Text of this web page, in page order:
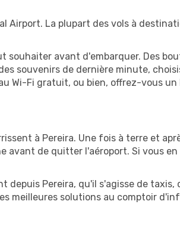
Airport. La plupart des vols à
souhaiter avant d'embarquer. Des
souvenirs de dernière minute,
Wi-Fi gratuit, ou bien, offrez-vous
à Pereira. Une fois à terre et
avant de quitter l'aéroport. Si vous en
depuis Pereira, qu'il s'agisse de taxis,
meilleures solutions au comptoir